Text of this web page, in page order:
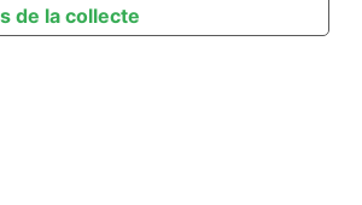
de la collecte